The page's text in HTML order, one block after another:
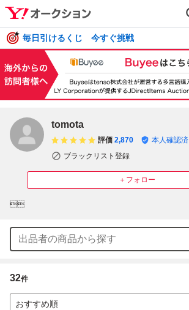
毎日引けるくじ 今すぐ挑戦
tomota
＋フォロー
評価 2,870
本人確認済
ブラックリスト登録

32件
おすすめ順